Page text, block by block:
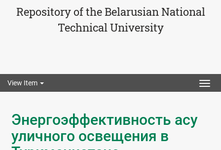
Repository of the Belarusian National
Technical University
View Item
Энергоэффективность асу
уличного освещения в